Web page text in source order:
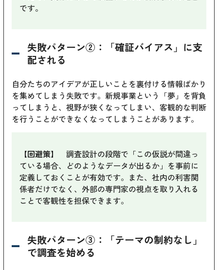
です。
失敗パターン②：「確証バイアス」に支
配される
自分たちのアイデアが正しいことを裏付ける情報ばかり
を集めてしまう失敗です。新規事業という「夢」を背負
ってしまうと、視野が狭くなってしまい、客観的な判断
を行うことができなくなってしまうことがあります。
【回避策】
調査設計の段階で「この仮説が間違っ
ている場合、どのようなデータが出るか」を事前に
定義しておくことが有効です。また、社内の利害関
係者だけでなく、外部の専門家の視点を取り入れる
ことで客観性を担保できます。
失敗パターン③：「テーマの制約なし」
で調査を始める